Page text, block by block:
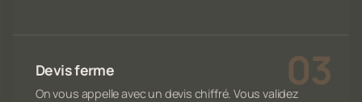
Devis ferme
On vous appelle avec un devis chiffré. Vous validez